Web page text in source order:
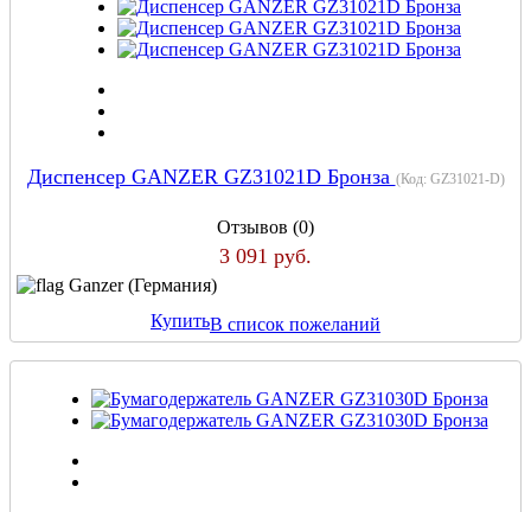
Диспенсер GANZER GZ31021D Бронза (Код: GZ31021-D)
Отзывов (0)
3 091 руб.
Ganzer (Германия)
КупитьВ список пожеланий